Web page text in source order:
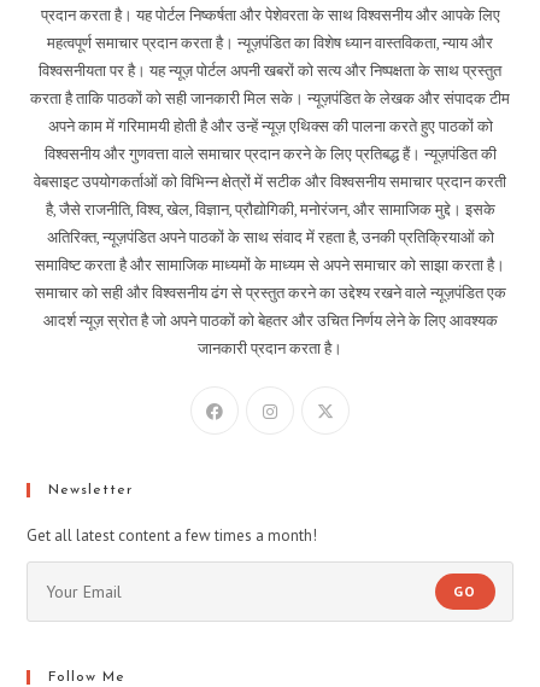
प्रदान करता है। यह पोर्टल निष्कर्षता और पेशेवरता के साथ विश्वसनीय और आपके लिए
महत्वपूर्ण समाचार प्रदान करता है। न्यूज़पंडित का विशेष ध्यान वास्तविकता, न्याय और
विश्वसनीयता पर है। यह न्यूज़ पोर्टल अपनी खबरों को सत्य और निष्पक्षता के साथ प्रस्तुत
करता है ताकि पाठकों को सही जानकारी मिल सके। न्यूज़पंडित के लेखक और संपादक टीम
अपने काम में गरिमामयी होती है और उन्हें न्यूज़ एथिक्स की पालना करते हुए पाठकों को
विश्वसनीय और गुणवत्ता वाले समाचार प्रदान करने के लिए प्रतिबद्ध हैं। न्यूज़पंडित की
वेबसाइट उपयोगकर्ताओं को विभिन्न क्षेत्रों में सटीक और विश्वसनीय समाचार प्रदान करती
है, जैसे राजनीति, विश्व, खेल, विज्ञान, प्रौद्योगिकी, मनोरंजन, और सामाजिक मुद्दे। इसके
अतिरिक्त, न्यूज़पंडित अपने पाठकों के साथ संवाद में रहता है, उनकी प्रतिक्रियाओं को
समाविष्ट करता है और सामाजिक माध्यमों के माध्यम से अपने समाचार को साझा करता है।
समाचार को सही और विश्वसनीय ढंग से प्रस्तुत करने का उद्देश्य रखने वाले न्यूज़पंडित एक
आदर्श न्यूज़ स्रोत है जो अपने पाठकों को बेहतर और उचित निर्णय लेने के लिए आवश्यक
जानकारी प्रदान करता है।
Newsletter
Get all latest content a few times a month!
GO
Follow Me